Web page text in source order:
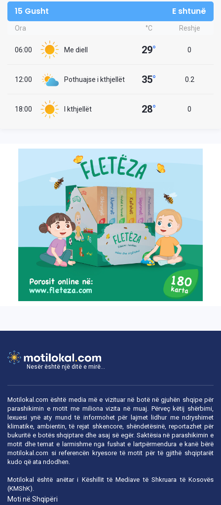
15 Gusht E shtunë
Ora °C Reshje
06:00 Me diell 29° 0
12:00 Pothuajse i kthjellët 35° 0.2
18:00 I kthjellët 28° 0
Nesër është një ditë e mirë...
Motilokal.com është media më e vizituar në botë në gjuhën shqipe për
parashikimin e motit me miliona vizita në muaj. Përveç këtij shërbimi,
lexuesi ynë aty mund të informohet për lajmet lidhur me ndryshimet
klimatike, ambientin, të rejat shkencore, shëndetësinë, reportazhet për
bukuritë e botës shqiptare dhe asaj së egër. Saktësia në parashikimin e
motit dhe temat e larmishme nga fushat e lartpërmendura e kanë bërë
motilokal.com si referencën kryesore të motit për të gjithë shqiptarët
kudo që ata ndodhen.
Motilokal është anëtar i Këshillit të Mediave të Shkruara të Kosovës
(KMShK).
Moti në Shqipëri